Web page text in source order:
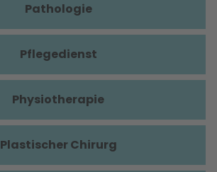
Pathologie
Pflegedienst
Physiotherapie
Plastischer Chirurg